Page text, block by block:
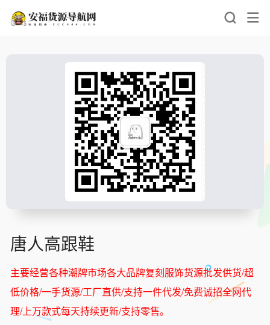
唐人高跟鞋
主要经营各种潮牌市场各大品牌复刻服饰货源批发供货/超
低价格/一手货源/工厂直供/支持一件代发/免费诚招全网代
理/上万款式每天持续更新/支持零售。